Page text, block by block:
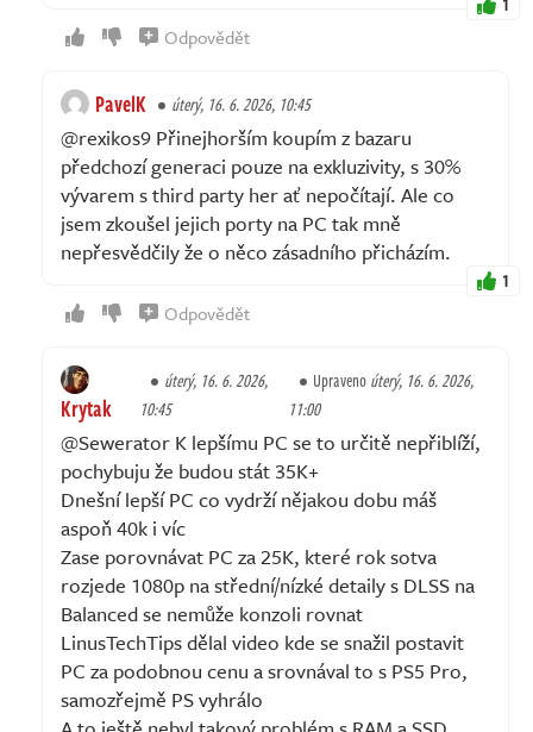
Odpovědět
PavelK úterý, 16. 6. 2026, 10:45
@rexikos9 Přinejhorším koupím z bazaru
předchozí generaci pouze na exkluzivity, s 30%
vývarem s third party her ať nepočítají. Ale co
jsem zkoušel jejich porty na PC tak mně
nepřesvědčily že o něco zásadního přicházím.
1
Odpovědět
Krytak
úterý, 16. 6. 2026,
10:45
Upravenoúterý, 16. 6. 2026,
11:00
@Sewerator K lepšímu PC se to určitě nepřiblíží,
pochybuju že budou stát 35K+
Dnešní lepší PC co vydrží nějakou dobu máš
aspoň 40k i víc
Zase porovnávat PC za 25K, které rok sotva
rozjede 1080p na střední/nízké detaily s DLSS na
Balanced se nemůže konzoli rovnat
LinusTechTips dělal video kde se snažil postavit
PC za podobnou cenu a srovnával to s PS5 Pro,
samozřejmě PS vyhrálo